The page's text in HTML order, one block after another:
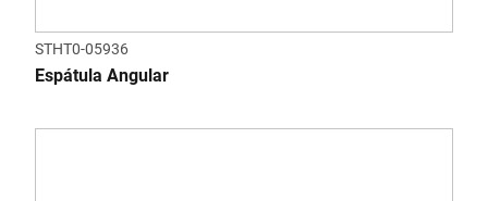
STHT0-05936
Espátula Angular